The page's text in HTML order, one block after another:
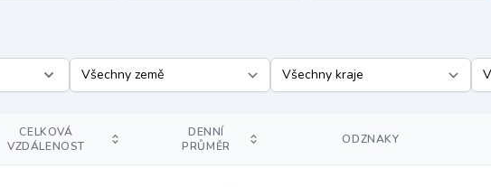
CELKOVÁ
VZDÁLENOST
DENNÍ
PRŮMĚR
ODZNAKY